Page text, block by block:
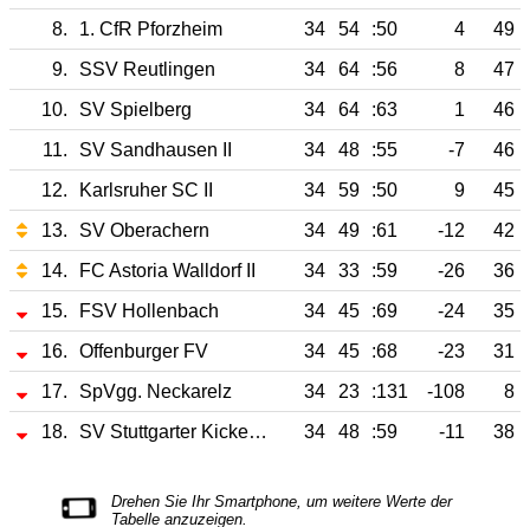
8.
1. CfR Pforzheim 34 54 :50 4
49
9.
SSV Reutlingen 34 64 :56 8
47
10.
SV Spielberg 34 64 :63 1
46
11.
SV Sandhausen II 34 48 :55 -7
46
12.
Karlsruher SC II 34 59 :50 9
45
13.
SV Oberachern 34 49 :61 -12
42
14.
FC Astoria Walldorf II 34 33 :59 -26
36
15.
FSV Hollenbach 34 45 :69 -24
35
16.
Offenburger FV 34 45 :68 -23
31
17.
SpVgg. Neckarelz 34 23 :131 -108
8
18.
SV Stuttgarter Kickers II 34 48 :59 -11 38